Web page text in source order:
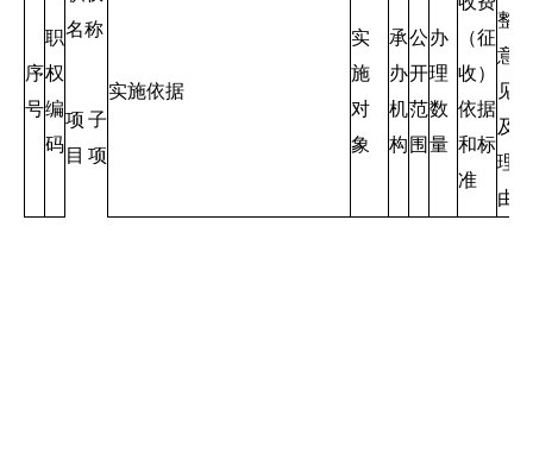
序
号
职
权
编
码
名称
实施依据
实
施
对
象
承
办
机
构
公
开
范
围
办
理
数
量
（征
收）
依据
和标
准
整
意
见
及
理
由
项
目
子
项